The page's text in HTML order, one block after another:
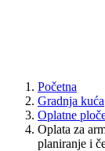
Početna
Gradnja kuća
Oplatne
Oplata za
planiranje i